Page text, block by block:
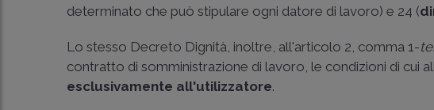
determinato che può stipulare ogni datore di lavoro) e 24 (
Lo stesso Decreto Dignità, inoltre, all'articolo 2, comma 1-
contratto di somministrazione di lavoro, le condizioni di cui
esclusivamente all'utilizzatore.